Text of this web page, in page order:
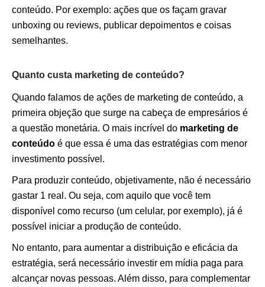
conteúdo. Por exemplo: ações que os façam gravar
unboxing ou reviews, publicar depoimentos e coisas
semelhantes.
Quanto custa marketing de conteúdo?
Quando falamos de ações de marketing de conteúdo, a
primeira objeção que surge na cabeça de empresários é
a questão monetária. O mais incrível do marketing de
conteúdo é que essa é uma das estratégias com menor
investimento possível.
Para produzir conteúdo, objetivamente, não é necessário
gastar 1 real. Ou seja, com aquilo que você tem
disponível como recurso (um celular, por exemplo), já é
possível iniciar a produção de conteúdo.
No entanto, para aumentar a distribuição e eficácia da
estratégia, será necessário investir em mídia paga para
alcançar novas pessoas. Além disso, para complementar